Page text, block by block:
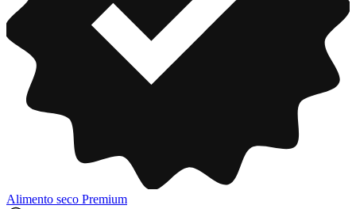
Alimento seco Premium